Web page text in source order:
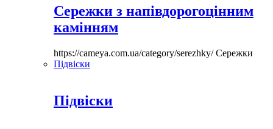
Сережки з напівдорогоцінним
камінням
https://cameya.com.ua/category/serezhky/Сережки
Підвіски
Підвіски